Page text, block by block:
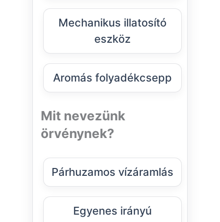
Mechanikus illatosító
eszköz
Aromás folyadékcsepp
Mit nevezünk
örvénynek?
Párhuzamos vízáramlás
Egyenes irányú